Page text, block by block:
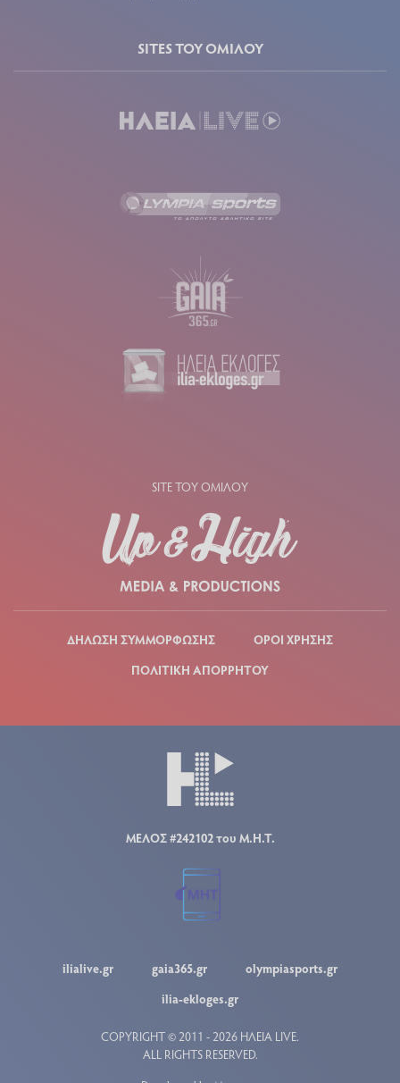
SITES ΤΟΥ ΟΜΙΛΟΥ
SITE ΤΟΥ ΟΜΙΛΟΥ
ΔΗΛΩΣΗ ΣΥΜΜΟΡΦΩΣΗΣ
ΟΡΟΙ ΧΡΗΣΗΣ
ΠΟΛΙΤΙΚΗ ΑΠΟΡΡΗΤΟΥ
ΜΕΛΟΣ #242102 του Μ.Η.Τ.
ilialive.gr gaia365.gr
olympiasports.gr
ilia-ekloges.gr
COPYRIGHT © 2011 - 2026 ΗΛΕΙΑ LIVE.
ALL RIGHTS RESERVED.